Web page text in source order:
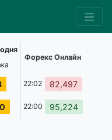
Форекс Онлайн
22:02 82,497
22:00 95,224